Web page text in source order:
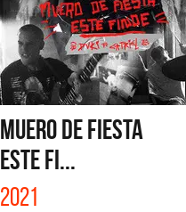
MUERO DE FIESTA
ESTE FI...
2021